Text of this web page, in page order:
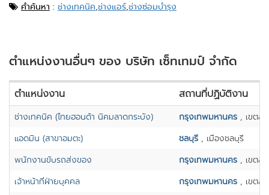
คำค้นหา : ช่างเทคนิค,ช่างแอร์,ช่างซ่อมบำรุง
ตำแหน่งงานอื่นๆ ของ บริษัท เซ็ทเทมป์ จำกัด
ตำแหน่งงาน สถานที่ปฏิบัติงาน
ช่างเทคนิค (ไทยฮอนด้า นิคมลาดกระบัง) กรุงเทพมหานคร , เขตล
แอดมิน (สาขาอมตะ)
ชลบุรี , เมืองชลบุรี
พนักงานขับรถส่งของ
กรุงเทพมหานคร , เขตส
เจ้าหน้าที่ฝ่ายบุคคล
กรุงเทพมหานคร , เขตส